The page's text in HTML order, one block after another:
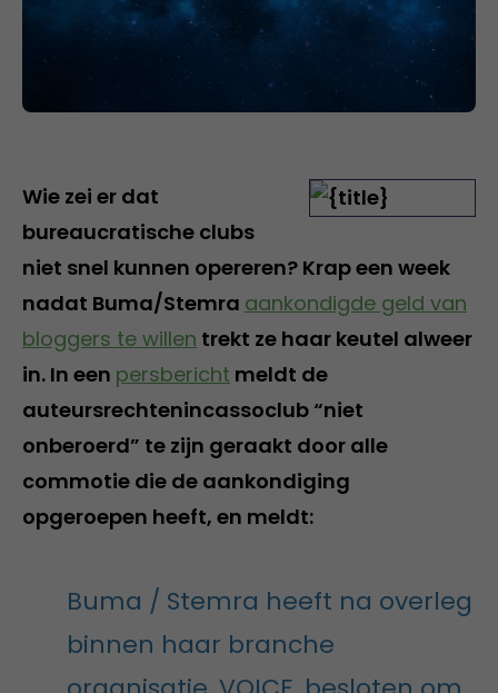
Wie zei er dat
bureaucratische clubs
niet snel kunnen opereren? Krap een week
nadat Buma/Stemra aankondigde geld van
bloggers te willen trekt ze haar keutel alweer
in. In een persbericht meldt de
auteursrechtenincassoclub “niet
onberoerd” te zijn geraakt door alle
commotie die de aankondiging
opgeroepen heeft, en meldt:
Buma / Stemra heeft na overleg
binnen haar branche